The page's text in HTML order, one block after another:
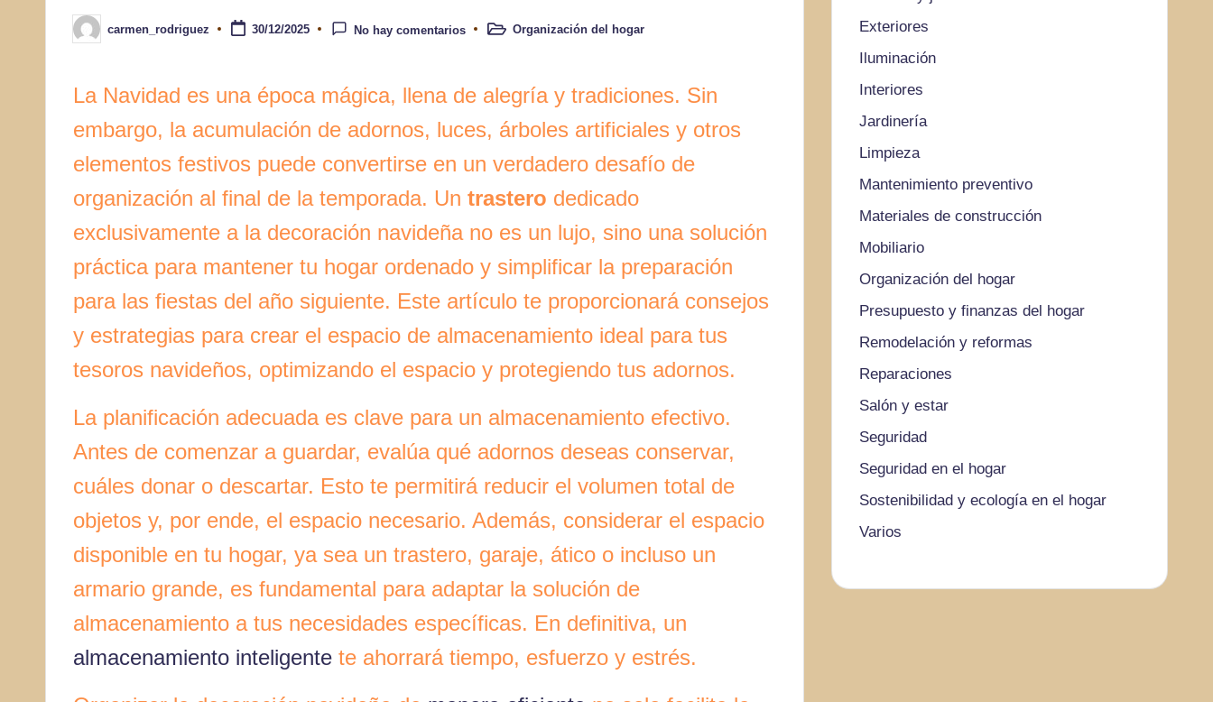
Publicado
por
carmen_rodriguez 30/12/2025 No hay comentarios
PublicadoOrganización del hogar
La Navidad es una época mágica, llena de alegría y tradiciones. Sin
embargo, la acumulación de adornos, luces, árboles artificiales y otros
elementos festivos puede convertirse en un verdadero desafío de
organización al final de la temporada. Un trastero dedicado
exclusivamente a la decoración navideña no es un lujo, sino una solución
práctica para mantener tu hogar ordenado y simplificar la preparación
para las fiestas del año siguiente. Este artículo te proporcionará consejos
y estrategias para crear el espacio de almacenamiento ideal para tus
tesoros navideños, optimizando el espacio y protegiendo tus adornos.
La planificación adecuada es clave para un almacenamiento efectivo.
Antes de comenzar a guardar, evalúa qué adornos deseas conservar,
cuáles donar o descartar. Esto te permitirá reducir el volumen total de
objetos y, por ende, el espacio necesario. Además, considerar el espacio
disponible en tu hogar, ya sea un trastero, garaje, ático o incluso un
armario grande, es fundamental para adaptar la solución de
almacenamiento a tus necesidades específicas. En definitiva, un
almacenamiento inteligente te ahorrará tiempo, esfuerzo y estrés.
Exteriores
Iluminación
Interiores
Jardinería
Limpieza
Mantenimiento preventivo
Materiales de construcción
Mobiliario
Organización del hogar
Presupuesto y finanzas del hogar
Remodelación y reformas
Reparaciones
Salón y estar
Seguridad
Seguridad en el hogar
Sostenibilidad y ecología en el hogar
Varios